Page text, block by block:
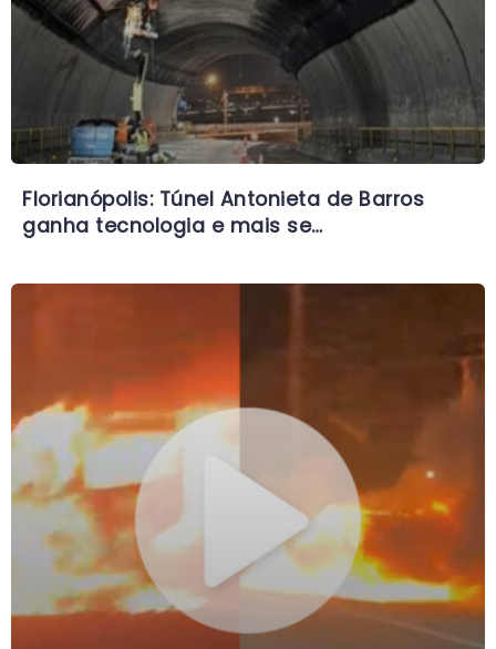
Florianópolis: Túnel Antonieta de Barros
ganha tecnologia e mais se…